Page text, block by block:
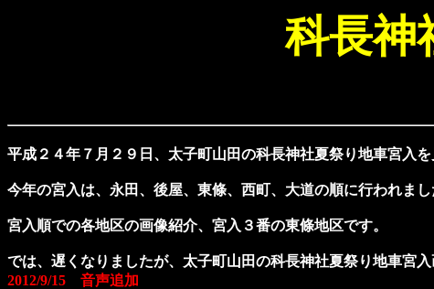
科長神
平成２４年７月２９日、太子町山田の科長神社夏祭り地車宮入を
今年の宮入は、永田、後屋、東條、西町、大道の順に行われまし
宮入順での各地区の画像紹介、宮入３番の東條地区です。
では、遅くなりましたが、太子町山田の科長神社夏祭り地車宮入
2012/9/15 音声追加